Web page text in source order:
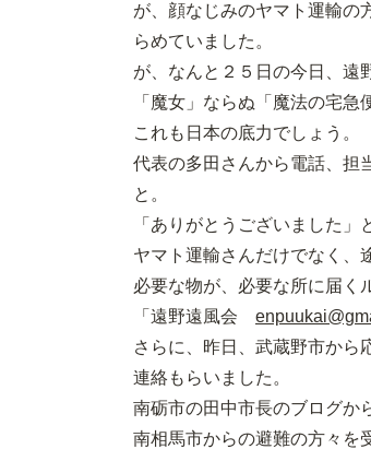
が、顔なじみのヤマト運輸の
らめていました。
が、なんと２５日の今日、遠
「魔女」ならぬ「魔法の宅急
これも日本の底力でしょう。
代表の多田さんから電話、担
と。
「ありがとうございました
ヤマト運輸さんだけでなく、
必要な物が、必要な所に届く
「遠野遠風会
さらに、昨日、武蔵野市から
連絡もらいました。
南砺市の田中市長のブログか
南相馬市からの避難の方々を